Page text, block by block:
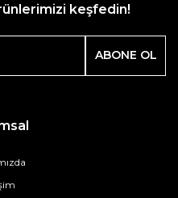
keşfedin!
ABONE OL